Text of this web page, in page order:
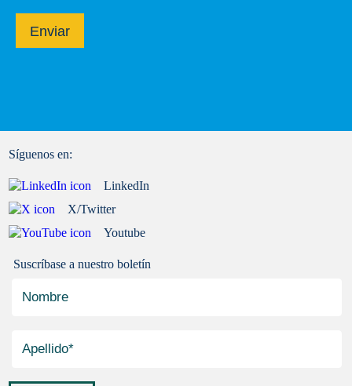
Enviar
Suscríbase a nuestro boletín
Síguenos en:
LinkedIn
X/Twitter
Youtube